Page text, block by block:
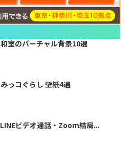
室のバーチャル背景10選
っコぐらし 壁紙4選
ビデオ通話・Zoom結局...